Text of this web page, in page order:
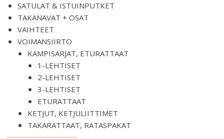
SATULAT & ISTUINPUTKET
TAKANAVAT + OSAT
VAIHTEET
VOIMANSIIRTO
KAMPISARJAT, ETURATTAAT
1-LEHTISET
2-LEHTISET
3-LEHTISET
ETURATTAAT
KETJUT, KETJULIITTIMET
TAKARATTAAT, RATASPAKAT